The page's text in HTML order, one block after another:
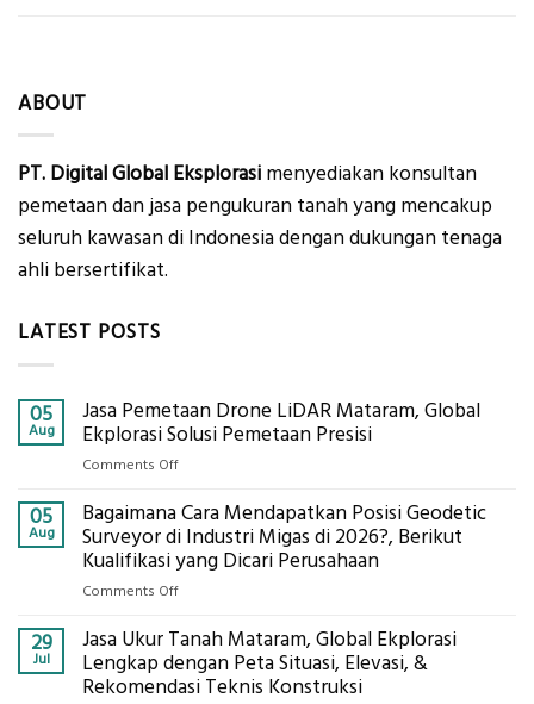
ABOUT
PT. Digital Global Eksplorasi menyediakan konsultan
pemetaan dan jasa pengukuran tanah yang mencakup
seluruh kawasan di Indonesia dengan dukungan tenaga
ahli bersertifikat.
LATEST POSTS
05
Aug
Jasa Pemetaan Drone LiDAR Mataram, Global
Ekplorasi Solusi Pemetaan Presisi
Comments Offon
Pemetaan
Drone
LiDAR
Mataram,
Solusi
Pemetaan
Presisi
05
Aug
Bagaimana Cara Mendapatkan Posisi Geodetic
Surveyor di Industri Migas di 2026?, Berikut
Kualifikasi yang Dicari Perusahaan
Comments Offon
Cara
Mendapatkan
Posisi
29
Jul
Jasa Ukur Tanah Mataram, Global Ekplorasi
Lengkap dengan Peta Situasi, Elevasi, &
Rekomendasi Teknis Konstruksi